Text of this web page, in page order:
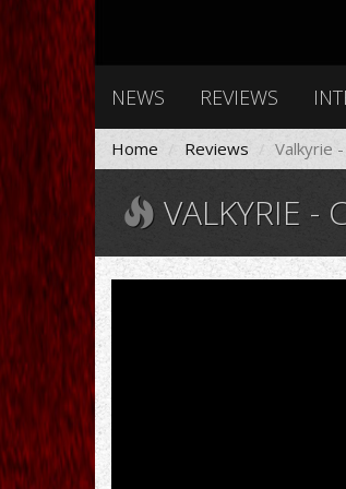
NEWS REVIEWS
Home Reviews Valkyrie
VALKYRIE -
VALKYRIE
(USA
-
New
Jersey)
-
Falling